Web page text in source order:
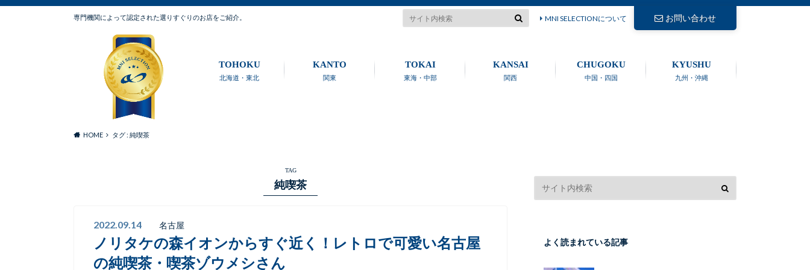
専門機関によって認定された選りすぐりのお店をご紹介。 お問い合わせ
MNI SELECTIONについて
北海道・東北
TOHOKU
関東
KANTO
東海・中部
TOKAI
関西
KANSAI
中国・四国
CHUGOKU
九州・沖縄
KYUSHU
HOME タグ : 純喫茶
TAG
純喫茶
2022.09.14 名古屋
ノリタケの森イオンからすぐ近く！レトロで可愛い名古屋
の純喫茶・喫茶ゾウメシさん
よく読まれている記事